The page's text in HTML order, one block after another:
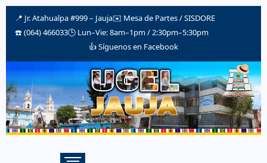
📍 Jr. Atahualpa #999 – Jauja✉️ Mesa de Partes / SISDORE
☎️ (064) 466033🕒 Lun–Vie: 8am–1pm / 2:30pm–5:30pm
👍 Síguenos en Facebook